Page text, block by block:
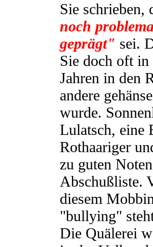
Sie schrieben,
noch
geprägt" sei.
Sie doch oft in
Jahren in den
andere
wurde.
Lulatsch, eine
Rothaariger
zu guten
Abschußliste.
diesem
"bullying"
Die Quälerei